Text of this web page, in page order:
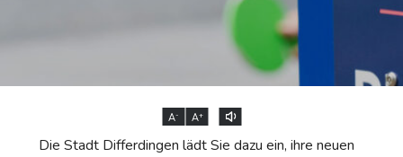
A- A+
Die Stadt Differdingen lädt Sie dazu ein, ihre neuen